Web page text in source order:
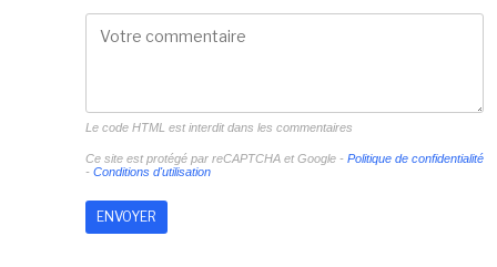
Le code HTML est interdit dans les commentaires
Ce site est protégé par reCAPTCHA et Google - Politique de confidentialité
- Conditions d'utilisation